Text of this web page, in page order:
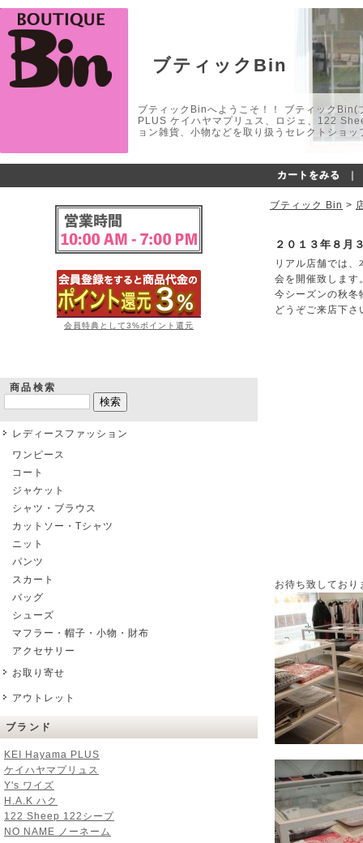
ブティックBin
ブティックBinへようこそ！！ ブティック
PLUS ケイハヤマプリュス、ロジェ、122
ョン雑貨、小物などを取り扱うセレクトショ
カートをみる
会員特典として3%ポイント還元
商品検索
レディースファッション
ワンピース
コート
ジャケット
シャツ・ブラウス
カットソー・Tシャツ
ニット
パンツ
スカート
バッグ
シューズ
マフラー・帽子・小物・財布
アクセサリー
お取り寄せ
アウトレット
ブランド
KEI Hayama PLUS
ケイハヤマプリュス
Y's ワイズ
H.A.K ハク
122 Sheep 122シープ
NO NAME ノーネーム
ブティック Bin >
２０１３年８月
リアル店舗では
会を開催致します
今シーズンの秋冬
どうぞご来店下さ
お待ち致しており